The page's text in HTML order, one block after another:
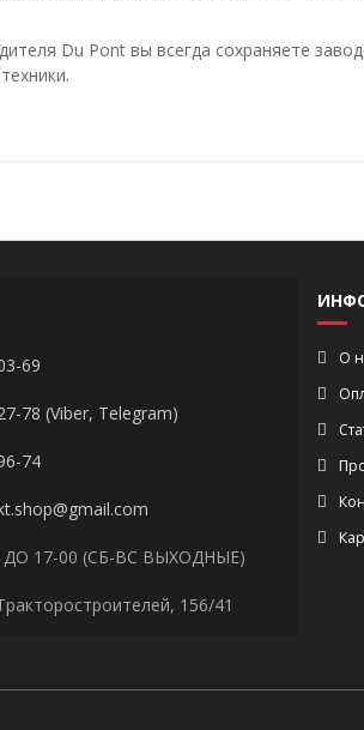
Du Pont вы всегда сохраняете
69
78 (Viber, Telegram)
74
ДО 17-00 (СБ-ВС ВЫХОДНЫЕ)
156/41
О